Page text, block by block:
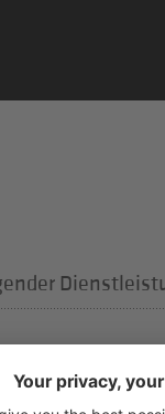
zu
sonstigen